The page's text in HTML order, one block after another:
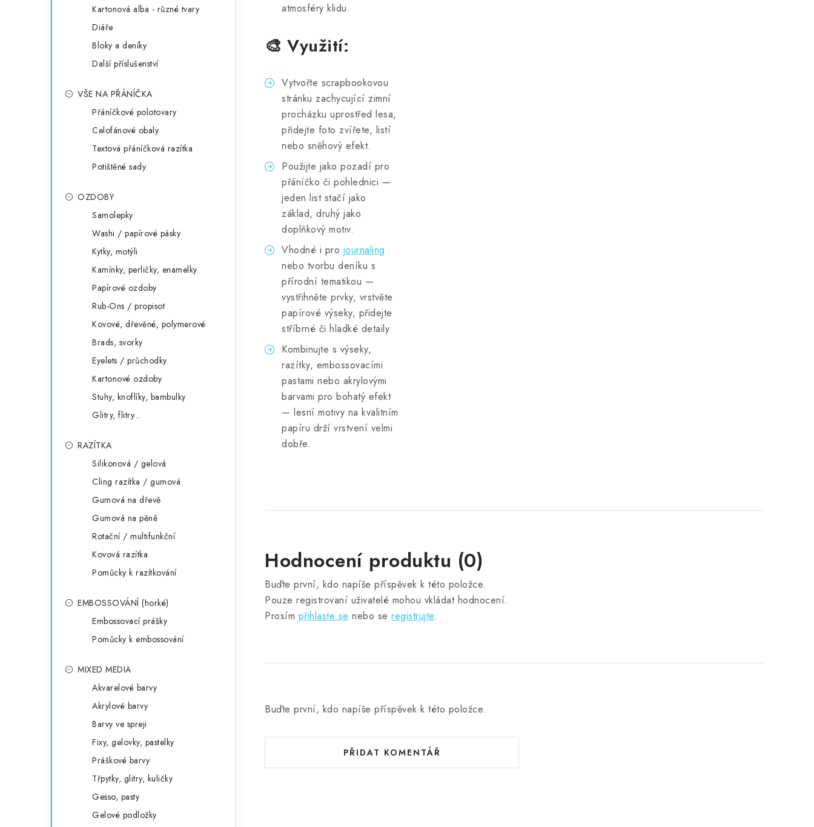
Kartonová alba - různé tvary
Diáře
Bloky a deníky
Další příslušenství
VŠE NA PŘÁNÍČKA
Přáníčkové polotovary
Celofánové obaly
Textová přáníčková razítka
Potištěné sady
OZDOBY
Samolepky
Washi / papírové pásky
Kytky, motýli
Kamínky, perličky, enamelky
Papírové ozdoby
Rub-Ons / propisot
Kovové, dřevěné, polymerové
Brads, svorky
Eyelets / průchodky
Kartonové ozdoby
Stuhy, knoflíky, bambulky
Glitry, flitry...
RAZÍTKA
Silikonová / gelová
Cling razítka / gumová
Gumová na dřevě
Gumová na pěně
Rotační / multifunkční
Kovová razítka
Pomůcky k razítkování
EMBOSSOVÁNÍ (horké)
Embossovací prášky
Pomůcky k embossování
MIXED MEDIA
Akvarelové barvy
Akrylové barvy
Barvy ve spreji
Fixy, gelovky, pastelky
Práškové barvy
Třpytky, glitry, kuličky
Gesso, pasty
Gelové podložky
atmosféry klidu.
🎨 Využití:
Vytvořte scrapbookovou
stránku zachycující zimní
procházku uprostřed lesa,
přidejte foto zvířete, listí
nebo sněhový efekt.
Použijte jako pozadí pro
přáníčko či pohlednici —
jeden list stačí jako
základ, druhý jako
doplňkový motiv.
Vhodné i pro journaling
nebo tvorbu deníku s
přírodní tematikou —
vystřihněte prvky, vrstvěte
papírové výseky, přidejte
stříbrné či hladké detaily.
Kombinujte s výseky,
razítky, embossovacími
pastami nebo akrylovými
barvami pro bohatý efekt
— lesní motivy na kvalitním
papíru drží vrstvení velmi
dobře.
Hodnocení produktu (0)
Buďte první, kdo napíše příspěvek k této položce.
Pouze registrovaní uživatelé mohou vkládat hodnocení.
Prosím přihlaste se nebo se registrujte.
Buďte první, kdo napíše příspěvek k této položce.
PŘIDAT KOMENTÁŘ